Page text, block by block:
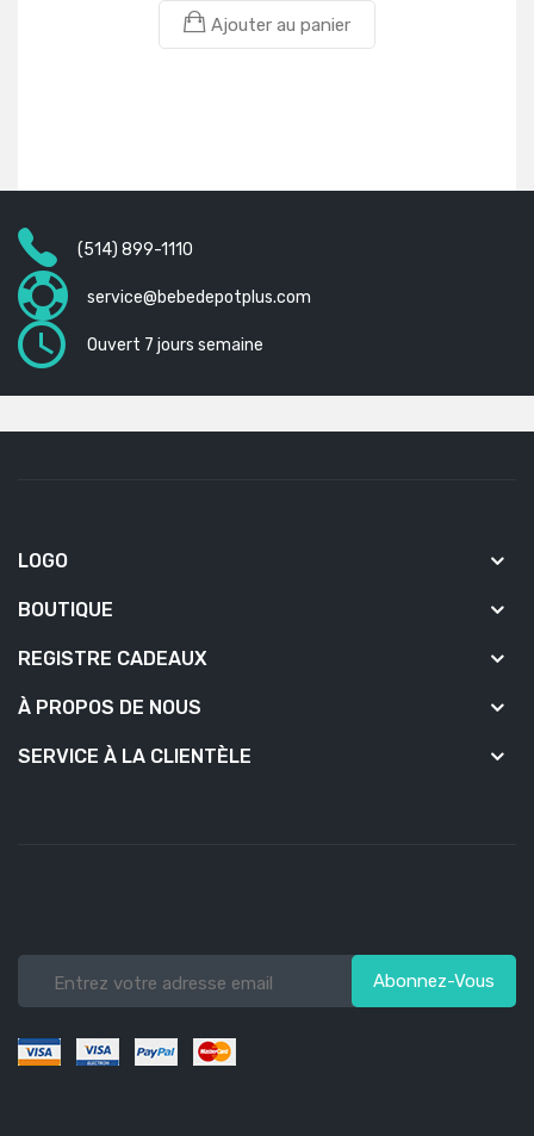
Ajouter au panier
(514) 899-1110
service@bebedepotplus.com
Ouvert 7 jours semaine
LOGO
BOUTIQUE
REGISTRE CADEAUX
À PROPOS DE NOUS
SERVICE À LA CLIENTÈLE
Abonnez-Vous